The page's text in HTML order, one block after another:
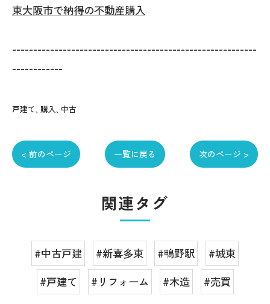
東大阪市で納得の不動産購入
----------------------------------------------------------
------------
戸建て 購入 中古
< 前のページ 一覧に戻る 次のページ >
関連タグ
#中古戸建 #新喜多東 #鴫野駅
#城東
#戸建て
#リフォーム #木造 #売買